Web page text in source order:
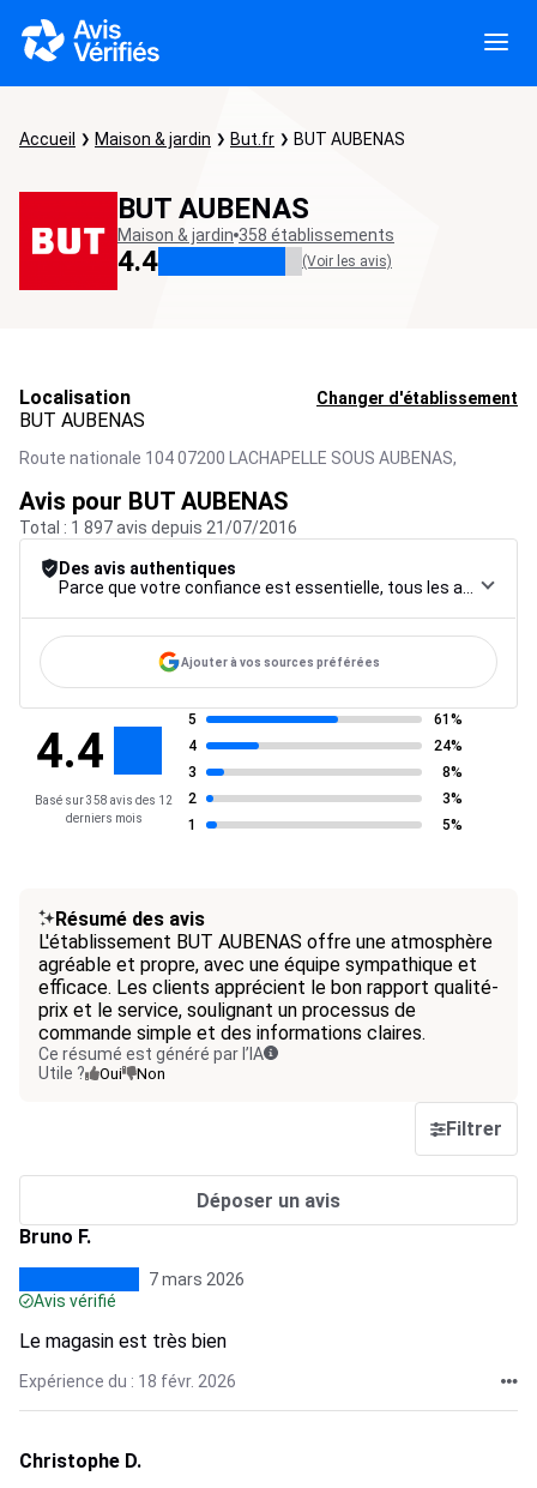
Accueil Maison & jardin But.fr BUT AUBENAS
BUT AUBENAS
Maison & jardin 358 établissements
4.4 (Voir les avis)
Localisation Changer d'établissement
BUT AUBENAS
Route nationale 104 07200 LACHAPELLE SOUS AUBENAS,
Avis pour BUT AUBENAS
Total : 1 897 avis depuis 21/07/2016
Des avis authentiques
Ajouter à vos sources préférées
4.4
Basé sur 358 avis des 12
derniers mois
5
61%
4
24%
3
8%
2
3%
1
5%
Résumé des avis
L'établissement BUT AUBENAS offre une atmosphère
agréable et propre, avec une équipe sympathique et
efficace. Les clients apprécient le bon rapport qualité-
prix et le service, soulignant un processus de
commande simple et des informations claires.
Ce résumé est généré par l’IA
Utile ?
Oui Non
Filtrer
Déposer un avis
Bruno F.
7 mars 2026
Avis vérifié
Le magasin est très bien
Expérience du : 18 févr. 2026
Christophe D.